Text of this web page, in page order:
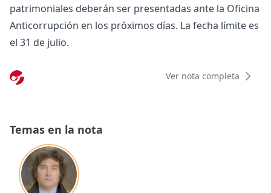
patrimoniales deberán ser presentadas ante la Oficina
Anticorrupción en los próximos días. La fecha límite es
el 31 de julio.
Ver nota completa
Temas en la nota